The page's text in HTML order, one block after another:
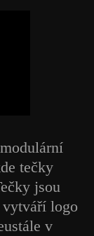
tečky
jsou
vytváří logo
v